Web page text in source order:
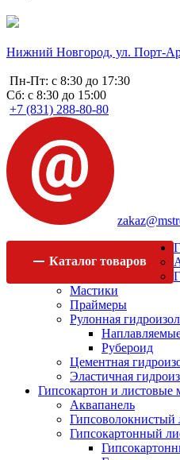
Нижний Новгород, ул. Порт-
Пн-Пт: с 8:30 до 17:30
Сб: с 8:30 до 15:00
+7 (831) 288-80-80
Каталог товаров
Мастики
Праймеры
Рулонная
Рубероид
Цементная
Эластичная
Гипсокартон и листовые
Аквапанель
Гипсоволокнистый
Гипсокартонный